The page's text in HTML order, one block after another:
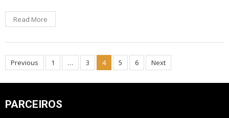
Read More
Posts
pagination
Previous 1 … 3 4 5 6 Next
PARCEIROS